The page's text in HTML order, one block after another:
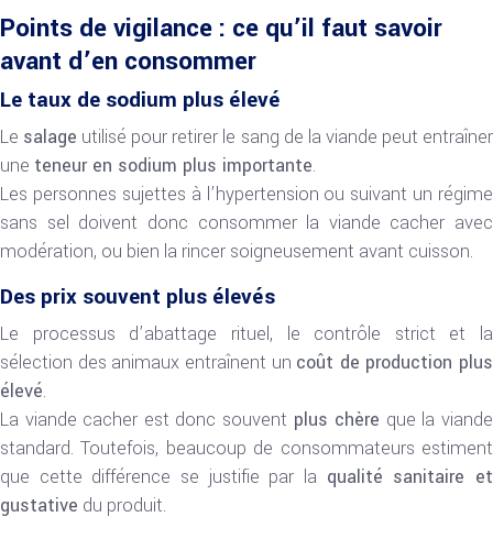
Points de vigilance : ce qu’il faut savoir
avant d’en consommer
Le taux de sodium plus élevé
Le salage utilisé pour retirer le sang de la viande peut entraîner
une teneur en sodium plus importante.
Les personnes sujettes à l’hypertension ou suivant un régime
sans sel doivent donc consommer la viande cacher avec
modération, ou bien la rincer soigneusement avant cuisson.
Des prix souvent plus élevés
Le processus d’abattage rituel, le contrôle strict et la
sélection des animaux entraînent un coût de production plus
élevé.
La viande cacher est donc souvent plus chère que la viande
standard. Toutefois, beaucoup de consommateurs estiment
que cette différence se justifie par la qualité sanitaire et
gustative du produit.